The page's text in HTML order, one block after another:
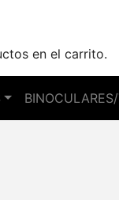
en el carrito.